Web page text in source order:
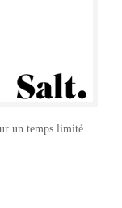
un temps limité.